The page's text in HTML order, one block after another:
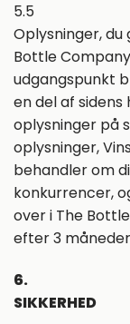
5.5
Oplysninger, du
Bottle
udgangspunkt
en del af sidens
oplysninger på
oplysninger,
behandler om
konkurrencer,
over i The
efter 3
6.
SIKKERHED